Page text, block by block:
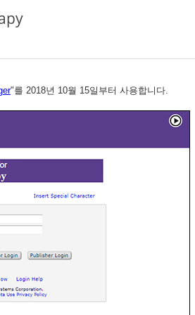
"를 2018년 10월 15일부터 사용합니다.